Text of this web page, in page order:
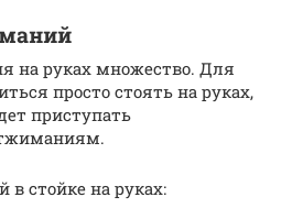
на руках множество. Для
просто стоять на руках,
приступать
стойке на руках: